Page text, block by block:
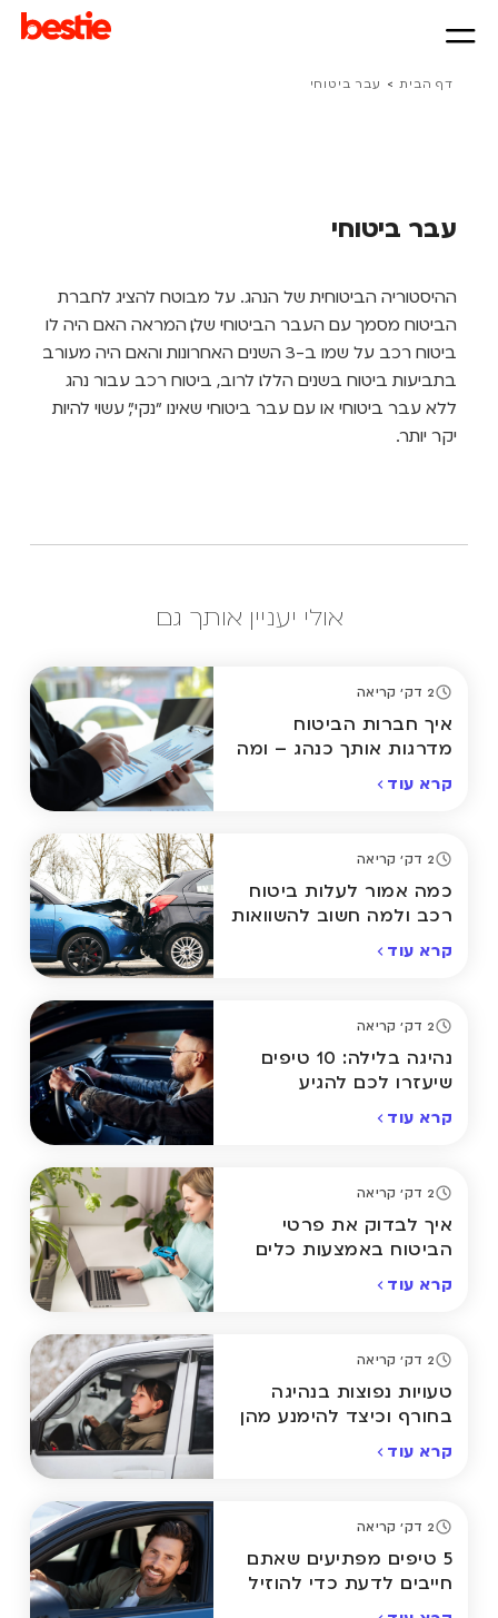
דף הבית > עבר ביטוחי
עבר ביטוחי
ההיסטוריה הביטוחית של הנהג. על מבוטח להציג לחברת
הביטוח מסמך עם העבר הביטוחי שלו, המראה האם היה לו
ביטוח רכב על שמו ב-3 השנים האחרונות והאם היה מעורב
בתביעות ביטוח בשנים הללו. לרוב, ביטוח רכב עבור נהג
ללא עבר ביטוחי או עם עבר ביטוחי שאינו "נקי", עשוי להיות
יקר יותר.
אולי יעניין אותך גם
2 דק' קריאה
איך חברות הביטוח
מדרגות אותך כנהג – ומה
קרא עוד
2 דק' קריאה
כמה אמור לעלות ביטוח
רכב ולמה חשוב להשוואות
קרא עוד
2 דק' קריאה
נהיגה בלילה: 10 טיפים
שיעזרו לכם להגיע
קרא עוד
2 דק' קריאה
איך לבדוק את פרטי
הביטוח באמצעות כלים
קרא עוד
2 דק' קריאה
טעויות נפוצות בנהיגה
בחורף וכיצד להימנע מהן
קרא עוד
2 דק' קריאה
5 טיפים מפתיעים שאתם
חייבים לדעת כדי להוזיל